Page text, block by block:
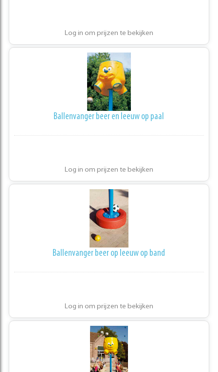
Log in om prijzen te bekijken
Ballenvanger beer en leeuw op paal
Log in om prijzen te bekijken
Ballenvanger beer op leeuw op band
Log in om prijzen te bekijken